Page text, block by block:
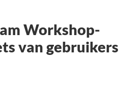
Workshop-
van gebruikers